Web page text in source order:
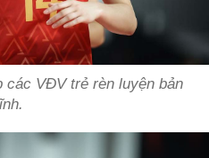
các VĐV trẻ rèn luyện bản